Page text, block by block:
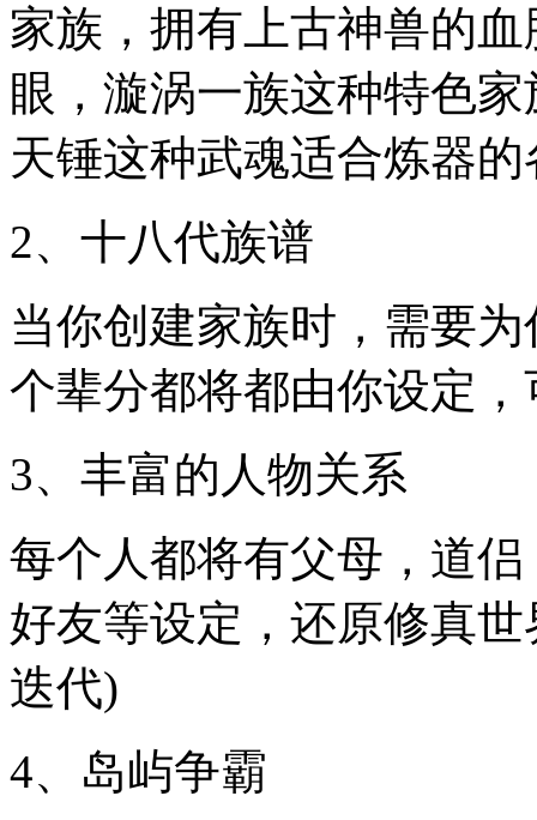
家族，拥有上古神兽的
眼，漩涡一族这种特色
天锤这种武魂适合炼器
2、十八代族谱
当你创建家族时，需要
个辈分都将都由你设定
3、丰富的人物关系
每个人都将有父母，道
好友等设定，还原修真
迭代)
4、岛屿争霸